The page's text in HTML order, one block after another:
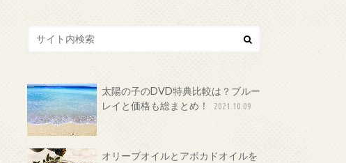
太陽の子のDVD特典比較は？ブルー
レイと価格も総まとめ！
2021.10.09
オリーブオイルとアボカドオイルを